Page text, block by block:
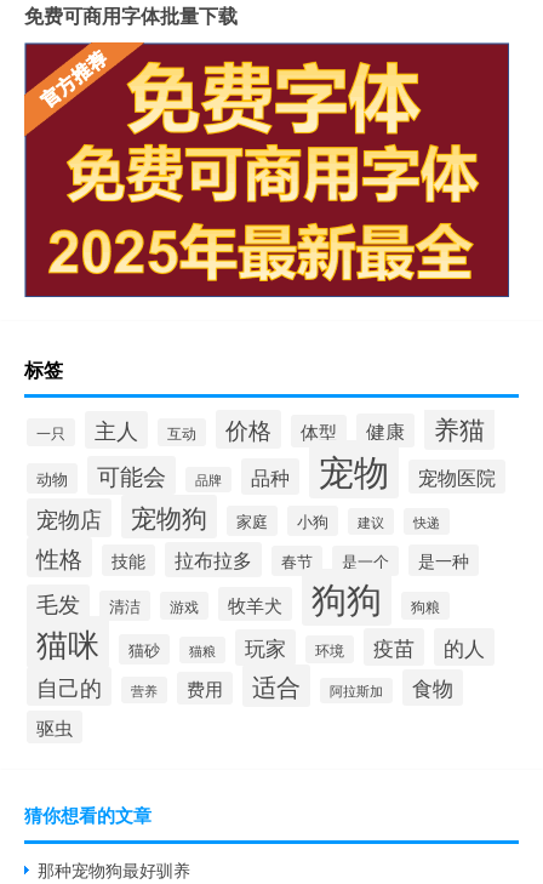
免费可商用字体批量下载
标签
一只 主人 互动 价格 体型 健康 养猫
动物 可能会 品牌 品种 宠物 宠物医院
宠物店 宠物狗 家庭 小狗 建议 快递
性格 技能 拉布拉多 春节 是一个 是一种
毛发 清洁 游戏 牧羊犬 狗狗 狗粮
猫咪 猫砂 猫粮 玩家 环境 疫苗 的人
自己的 营养 费用 适合 阿拉斯加 食物
驱虫
猜你想看的文章
那种宠物狗最好驯养